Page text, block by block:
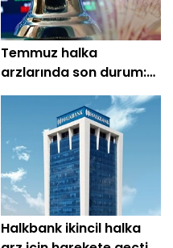
Temmuz halka
arzlarında son durum:
En çok kazandıran belli
Halkbank ikincil halka